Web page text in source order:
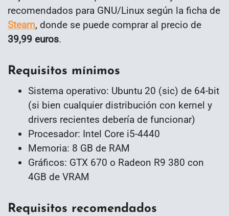
recomendados para GNU/Linux según la ficha de
Steam, donde se puede comprar al precio de
39,99 euros.
Requisitos mínimos
Sistema operativo: Ubuntu 20 (sic) de 64-bit
(si bien cualquier distribución con kernel y
drivers recientes debería de funcionar)
Procesador: Intel Core i5-4440
Memoria: 8 GB de RAM
Gráficos: GTX 670 o Radeon R9 380 con
4GB de VRAM
Requisitos recomendados